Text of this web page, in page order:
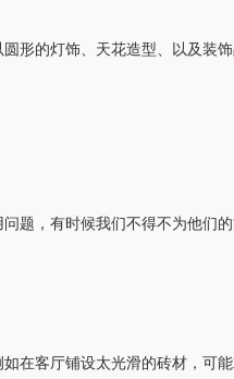
形的灯饰、天花造型、以及装饰
题，有时候我们不得不为他们的
客厅铺设太光滑的砖材，可